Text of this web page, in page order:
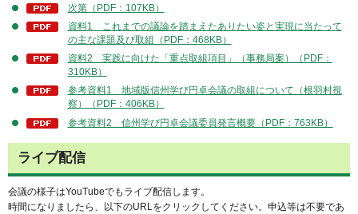
次第（PDF：107KB）
資料1 これまでの議論を踏まえたありたい姿と実現に当たって
の主な課題及び取組（PDF：468KB）
資料2 実践に向けた「重点取組項目」（事務局案）（PDF：
310KB）
参考資料1 地域版信州学び円卓会議の取組について（根羽村視
察）（PDF：406KB）
参考資料2 信州学び円卓会議委員発言概要（PDF：763KB）
ライブ配信
会議の様子はYouTubeでもライブ配信します。
時間になりましたら、以下のURLをクリックしてください。申込等は不要であ